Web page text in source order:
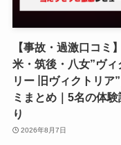
【事故・過激口コミ
米・筑後・八女”ヴィ
リー 旧ヴィクトリア
ミまとめ｜5名の体験
り
2026年8月7日